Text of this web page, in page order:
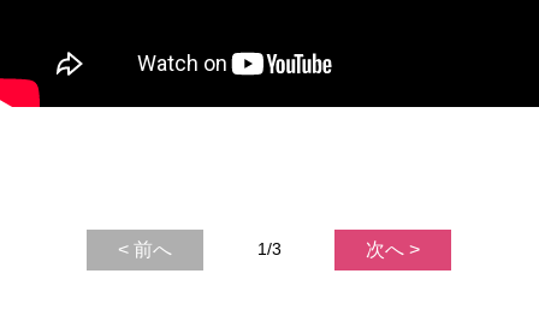
< 前へ 1/3 次へ >